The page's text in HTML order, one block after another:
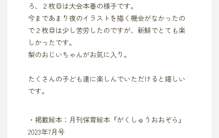
ろ、２枚目は大会本番の様子です。
今まであまり夜のイラストを描く機会がなかったの
で２枚目は少し苦労したのですが、新鮮でとても楽
しかったです。
梨のおじいちゃんがお気に入り。
たくさんの子ども達に楽しんでいただけると嬉しい
です。
・掲載絵本：月刊保育絵本『がくしゅうおおぞら』
2023年7月号